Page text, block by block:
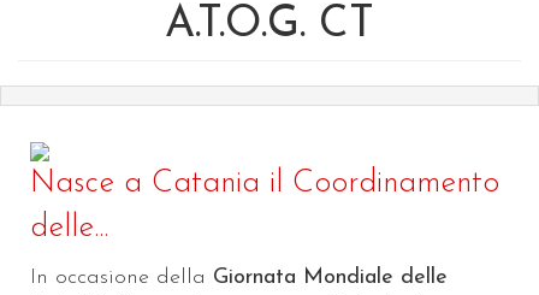
A.T.O.G. CT
Nasce a Catania il Coordinamento
delle...
In occasione della Giornata Mondiale delle